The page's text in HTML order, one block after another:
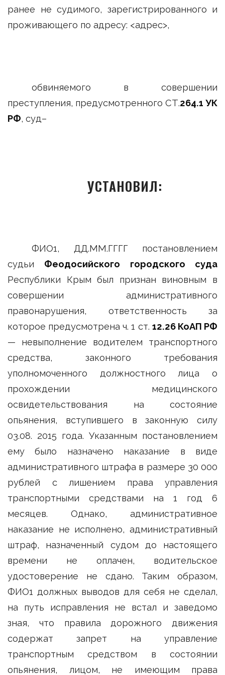
ранее не судимого, зарегистрированного и
проживающего по адресу: <адрес>,
обвиняемого в совершении
преступления, предусмотренного СТ.264.1 УК
РФ, суд–
УСТАНОВИЛ:
ФИО1, ДД.ММ.ГГГГ постановлением
судьи Феодосийского городского суда
Республики Крым был признан виновным в
совершении административного
правонарушения, ответственность за
которое предусмотрена ч. 1 ст. 12.26 КоАП РФ
— невыполнение водителем транспортного
средства, законного требования
уполномоченного должностного лица о
прохождении медицинского
освидетельствования на состояние
опьянения, вступившего в законную силу
03.08. 2015 года. Указанным постановлением
ему было назначено наказание в виде
административного штрафа в размере 30 000
рублей с лишением права управления
транспортными средствами на 1 год 6
месяцев. Однако, административное
наказание не исполнено, административный
штраф, назначенный судом до настоящего
времени не оплачен, водительское
удостоверение не сдано. Таким образом,
ФИО1 должных выводов для себя не сделал,
на путь исправления не встал и заведомо
зная, что правила дорожного движения
содержат запрет на управление
транспортным средством в состоянии
опьянения, лицом, не имеющим права